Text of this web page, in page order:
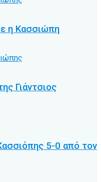
η Κασσιώπη
Γιάντσιος
5-0 από τον